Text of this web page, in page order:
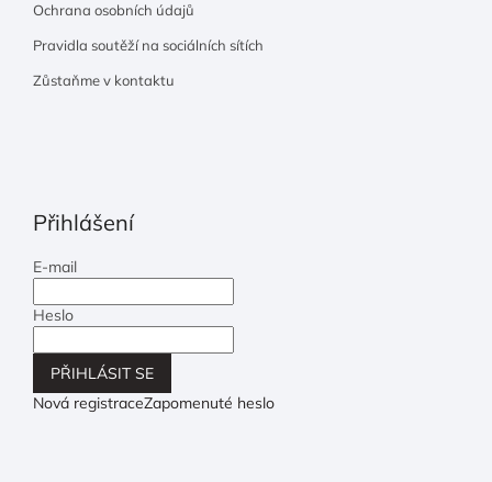
Ochrana osobních údajů
Pravidla soutěží na sociálních sítích
Zůstaňme v kontaktu
Přihlášení
E-mail
Heslo
PŘIHLÁSIT SE
Nová registraceZapomenuté heslo